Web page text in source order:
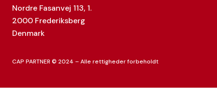
Nordre Fasanvej 113, 1.
2000 Frederiksberg
Denmark
CAP PARTNER © 2024 – Alle rettigheder forbeholdt